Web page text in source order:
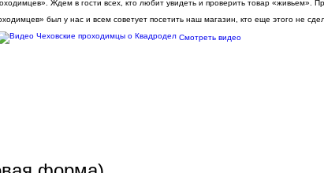
Ждем в гости всех, кто любит увидеть и проверить товар
был у нас и всем советует посетить наш магазин, кто еще этого не
Смотреть видео